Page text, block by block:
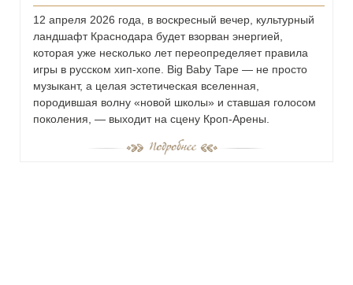
12 апреля 2026 года, в воскресный вечер, культурный
ландшафт Краснодара будет взорван энергией,
которая уже несколько лет переопределяет правила
игры в русском хип-хопе. Big Baby Tape — не просто
музыкант, а целая эстетическая вселенная,
породившая волну «новой школы» и ставшая голосом
поколения, — выходит на сцену Кроп-Арены.